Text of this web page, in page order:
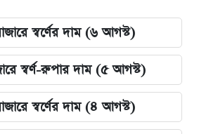
স্বর্ণের দাম (৬ আগস্ট)
স্বর্ণ-রুপার দাম (৫ আগস্ট)
স্বর্ণের দাম (৪ আগস্ট)